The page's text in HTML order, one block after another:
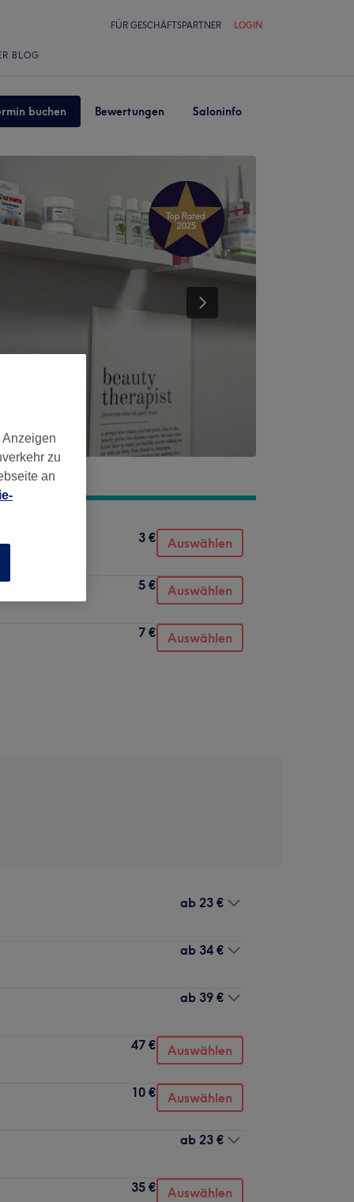
FÜR GESCHÄFTSPARTNER LOGIN
BLOG
buchen Bewertungen Saloninfo
3 € Auswählen
5 € Auswählen
7 € Auswählen
ab 23 €
ab 34 €
ab 39 €
47 € Auswählen
10 € Auswählen
ab 23 €
35 € Auswählen
zu
an